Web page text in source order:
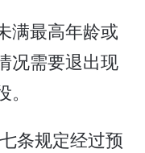
满最高年龄或
况需要退出现
条规定经过预